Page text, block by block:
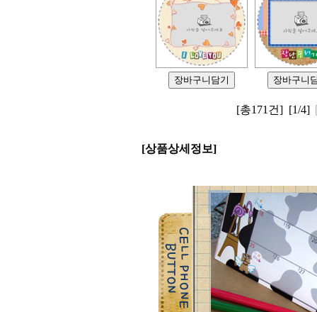
[총171건] [1/4]
[상품상세정보]